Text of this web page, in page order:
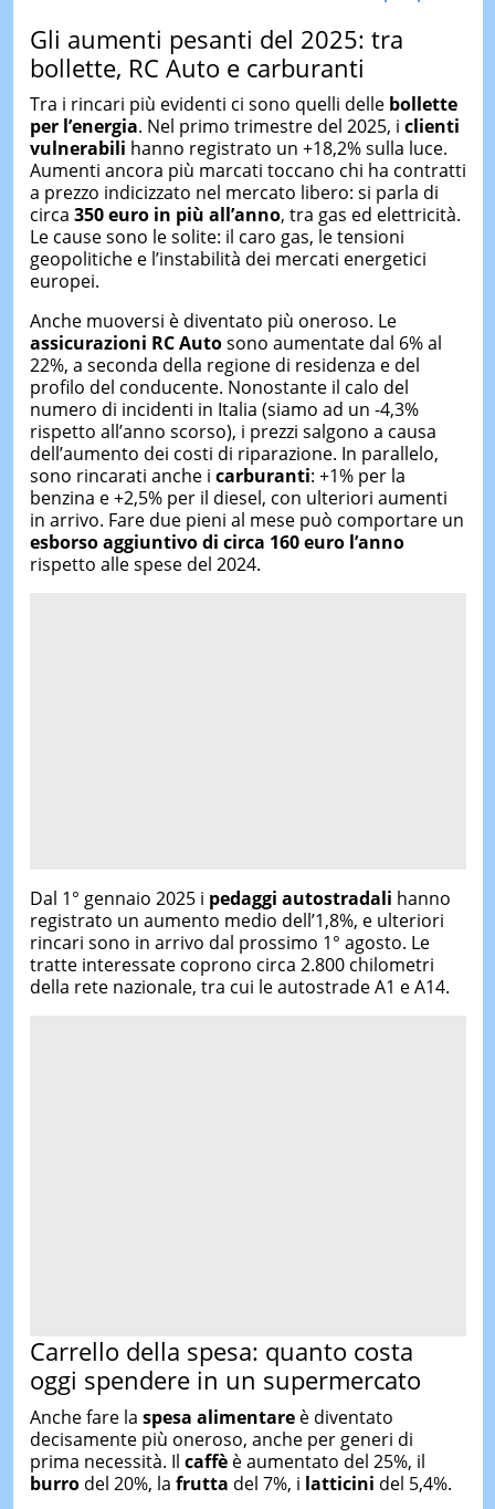
Gli aumenti pesanti del 2025: tra
bollette, RC Auto e carburanti
Tra i rincari più evidenti ci sono quelli delle bollette
per l’energia. Nel primo trimestre del 2025, i clienti
vulnerabili hanno registrato un +18,2% sulla luce.
Aumenti ancora più marcati toccano chi ha contratti
a prezzo indicizzato nel mercato libero: si parla di
circa 350 euro in più all’anno, tra gas ed elettricità.
Le cause sono le solite: il caro gas, le tensioni
geopolitiche e l’instabilità dei mercati energetici
europei.
Anche muoversi è diventato più oneroso. Le
assicurazioni RC Autosono aumentate dal 6% al
22%, a seconda della regione di residenza e del
profilo del conducente. Nonostante il calo del
numero di incidenti in Italia (siamo ad un -4,3%
rispetto all’anno scorso), i prezzi salgono a causa
dell’aumento dei costi di riparazione. In parallelo,
sono rincarati anche i carburanti: +1% per la
benzina e +2,5% per il diesel, con ulteriori aumenti
in arrivo. Fare due pieni al mese può comportare un
esborso aggiuntivo di circa 160 euro l’anno
rispetto alle spese del 2024.
Dal 1° gennaio 2025 i pedaggi autostradali hanno
registrato un aumento medio dell’1,8%, e ulteriori
rincari sono in arrivo dal prossimo 1° agosto. Le
tratte interessate coprono circa 2.800 chilometri
della rete nazionale, tra cui le autostrade A1 e A14.
Carrello della spesa: quanto costa
oggi spendere in un supermercato
Anche fare la spesa alimentare è diventato
decisamente più oneroso, anche per generi di
prima necessità. Il caffè è aumentato del 25%, il
burrodel 20%, la frutta del 7%, i latticini del 5,4%.